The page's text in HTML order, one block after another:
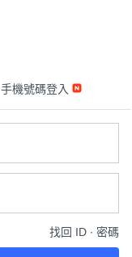
手機號碼登入
找回 ID ∙ 密碼